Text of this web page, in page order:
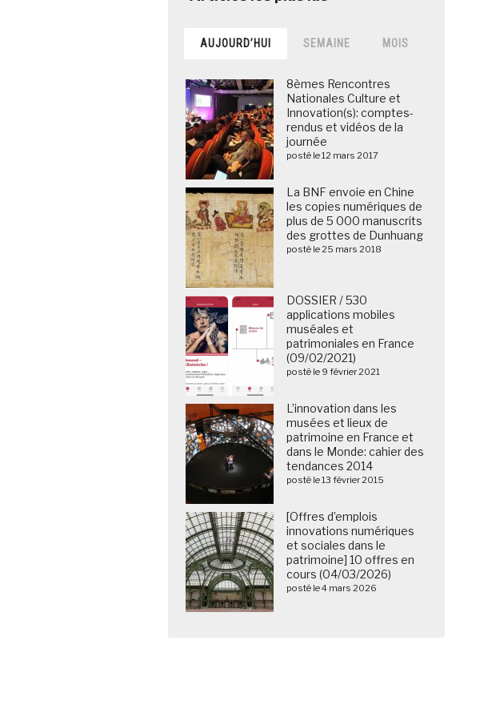
AUJOURD’HUI SEMAINE MOIS
8èmes Rencontres
Nationales Culture et
Innovation(s): comptes-
rendus et vidéos de la
journée
posté le 12 mars 2017
La BNF envoie en Chine
les copies numériques de
plus de 5 000 manuscrits
des grottes de Dunhuang
posté le 25 mars 2018
DOSSIER / 530
applications mobiles
muséales et
patrimoniales en France
(09/02/2021)
posté le 9 février 2021
L’innovation dans les
musées et lieux de
patrimoine en France et
dans le Monde: cahier des
tendances 2014
posté le 13 février 2015
[Offres d’emplois
innovations numériques
et sociales dans le
patrimoine] 10 offres en
cours (04/03/2026)
posté le 4 mars 2026